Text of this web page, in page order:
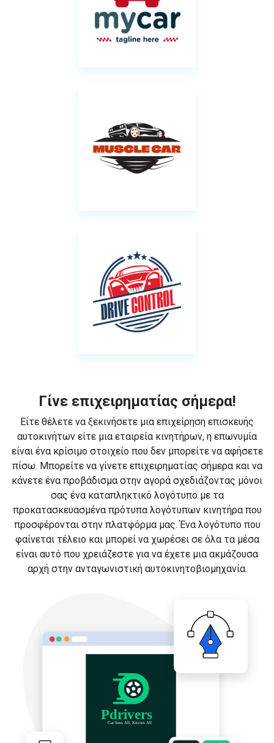
Γίνε επιχειρηματίας σήμερα!
Είτε θέλετε να ξεκινήσετε μια επιχείρηση επισκευής
αυτοκινήτων είτε μια εταιρεία κινητήρων, η επωνυμία
είναι ένα κρίσιμο στοιχείο που δεν μπορείτε να αφήσετε
πίσω. Μπορείτε να γίνετε επιχειρηματίας σήμερα και να
κάνετε ένα προβάδισμα στην αγορά σχεδιάζοντας μόνοι
σας ένα καταπληκτικό λογότυπο με τα
προκατασκευασμένα πρότυπα λογότυπων κινητήρα που
προσφέρονται στην πλατφόρμα μας. Ένα λογότυπο που
φαίνεται τέλειο και μπορεί να χωρέσει σε όλα τα μέσα
είναι αυτό που χρειάζεστε για να έχετε μια ακμάζουσα
αρχή στην ανταγωνιστική αυτοκινητοβιομηχανία.